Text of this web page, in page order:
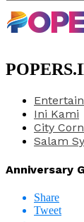
Ini Kami
City
Salam
Anniversary
Share
Tweet